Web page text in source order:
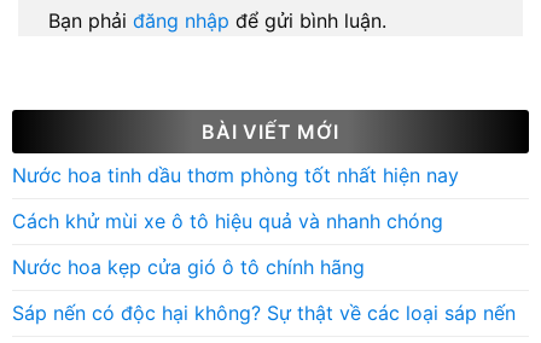
Bạn phải đăng nhập để gửi bình luận.
BÀI VIẾT MỚI
Nước hoa tinh dầu thơm phòng tốt nhất hiện nay
Cách khử mùi xe ô tô hiệu quả và nhanh chóng
Nước hoa kẹp cửa gió ô tô chính hãng
Sáp nến có độc hại không? Sự thật về các loại sáp nến